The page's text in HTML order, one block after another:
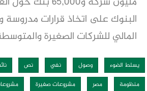
البنوك على اتخاذ قرارات
المالي للشركات الصغيرة
يسلط الضوء وصول نفي نص
منظومة
مصر مشروعات صغيرة